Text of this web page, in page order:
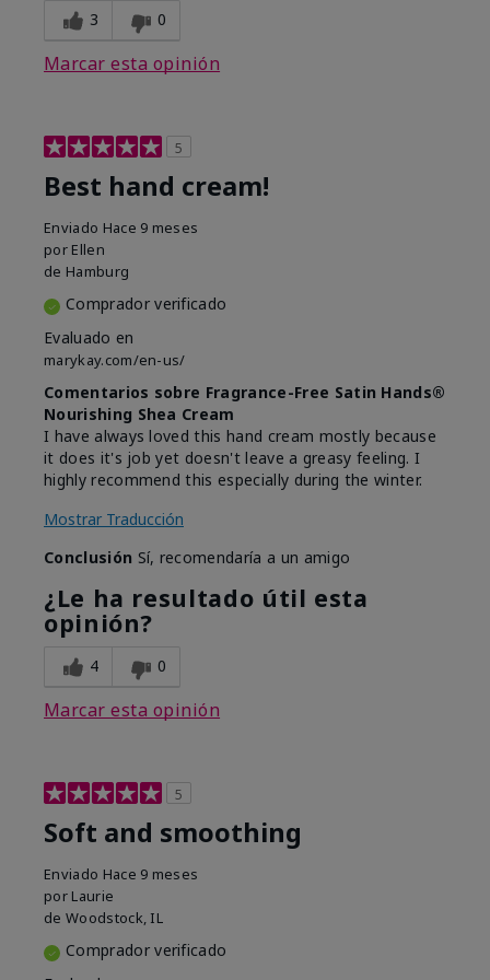
3 0
Marcar esta opinión
5
Best hand cream!
Enviado Hace 9 meses
por Ellen
de Hamburg
Comprador verificado
Evaluado en
marykay.com/en-us/
Comentarios sobre Fragrance-Free Satin Hands®
Nourishing Shea Cream
I have always loved this hand cream mostly because
it does it's job yet doesn't leave a greasy feeling. I
highly recommend this especially during the winter.
Mostrar Traducción
Conclusión Sí, recomendaría a un amigo
¿Le ha resultado útil esta
opinión?
4 0
Marcar esta opinión
5
Soft and smoothing
Enviado Hace 9 meses
por Laurie
de Woodstock, IL
Comprador verificado